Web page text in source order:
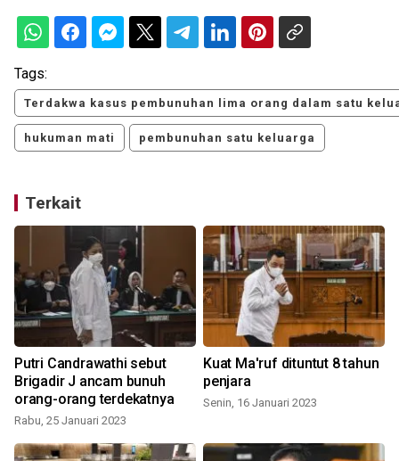
Tags:
Terdakwa kasus pembunuhan lima orang dalam satu
hukuman mati pembunuhan satu keluarga
Terkait
Putri Candrawathi sebut
Brigadir J ancam bunuh
orang-orang terdekatnya
Rabu, 25 Januari 2023
Kuat Ma'ruf dituntut 8 tahun
penjara
Senin, 16 Januari 2023